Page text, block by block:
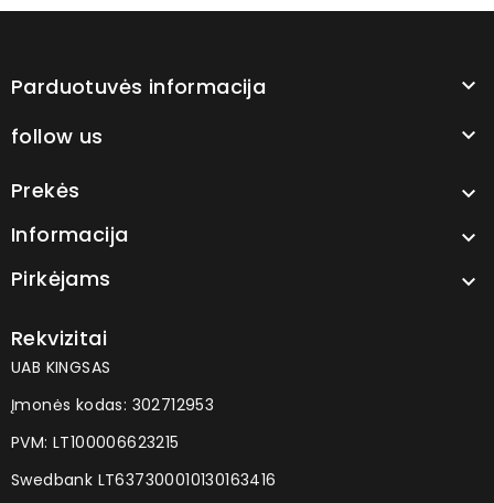
Parduotuvės informacija 
follow us 
Prekės 
Informacija 
Pirkėjams 
Rekvizitai
UAB KINGSAS
Įmonės kodas: 302712953
PVM: LT100006623215
Swedbank LT637300010130163416